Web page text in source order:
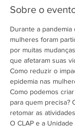
Sobre o
Durante a pandemia
mulheres foram
por muitas
que afetaram suas
Como reduzir o
epidemia nas
Como podemos
para quem precisa?
retomar as
O CLAP e a